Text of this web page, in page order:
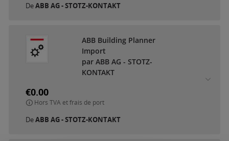
DeABB AG - STOTZ-KONTAKT
ABB Building Planner
Import
par ABB AG - STOTZ-
KONTAKT
€0.00
Hors TVA et frais de port
DeABB AG - STOTZ-KONTAKT